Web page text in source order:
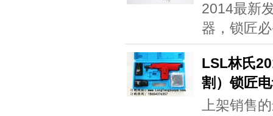
2014最新
器，锁匠
LSL林氏
割）锁匠
上架销售